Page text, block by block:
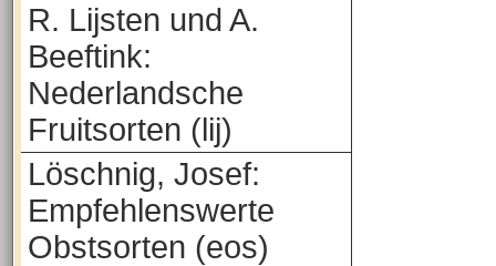
R. Lijsten und A.
Beeftink:
Nederlandsche
Fruitsorten (lij)
Löschnig, Josef:
Empfehlenswerte
Obstsorten (eos)